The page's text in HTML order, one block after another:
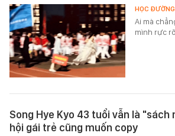
Ai mà
mình rực
HỌC ĐƯỜNG
Song Hye Kyo 43 tuổi vẫn là "sách
hội gái trẻ cũng muốn copy